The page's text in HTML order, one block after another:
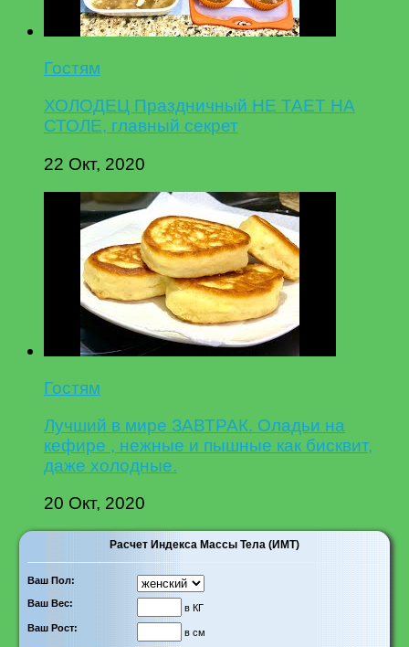
Гостям
ХОЛОДЕЦ Праздничный НЕ ТАЕТ НА
СТОЛЕ, главный секрет
22 Окт, 2020
Гостям
Лучший в мире ЗАВТРАК. Оладьи на
кефире , нежные и пышные как бисквит,
даже холодные.
20 Окт, 2020
Расчет Индекса Массы Тела (ИМТ)
Ваш Пол:
Ваш Вес:
в КГ
Ваш Рост:
в см